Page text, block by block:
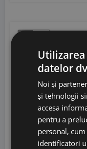
datelor
Noi și
și tehnologii
accesa
pentru a
personal,
identificatori